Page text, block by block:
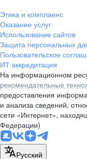
Этика и комплаенс
Оказание услуг
Использование сайтов
Защита персональных
Пользовательское
ИТ аккредитация
На информационном
рекомендательные
предоставления
и анализа сведений,
сети «Интернет»,
Федерации)
Русский